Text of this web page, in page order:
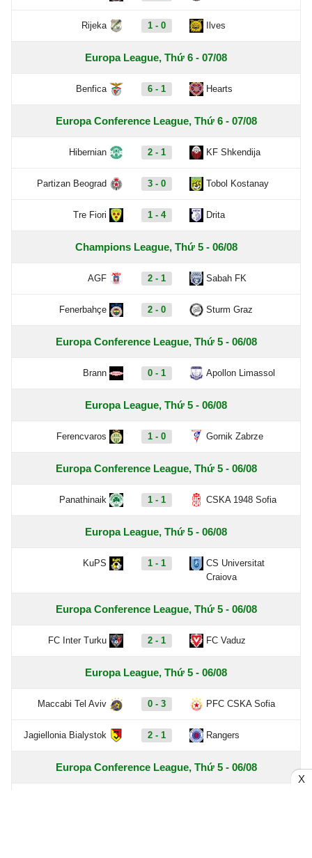
Rijeka 1 - 0 Ilves
Europa League, Thứ 6 - 07/08
Benfica 6 - 1 Hearts
Europa Conference League, Thứ 6 - 07/08
Hibernian 2 - 1 KF Shkendija
Partizan Beograd 3 - 0 Tobol Kostanay
Tre Fiori 1 - 4 Drita
Champions League, Thứ 5 - 06/08
AGF 2 - 1 Sabah FK
Fenerbahçe 2 - 0 Sturm Graz
Europa Conference League, Thứ 5 - 06/08
Brann 0 - 1 Apollon Limassol
Europa League, Thứ 5 - 06/08
Ferencvaros 1 - 0 Gornik Zabrze
Europa Conference League, Thứ 5 - 06/08
Panathinaik 1 - 1 CSKA 1948 Sofia
Europa League, Thứ 5 - 06/08
KuPS 1 - 1
CS Universitat
Craiova
Europa Conference League, Thứ 5 - 06/08
FC Inter Turku 2 - 1 FC Vaduz
Europa League, Thứ 5 - 06/08
Maccabi Tel Aviv 0 - 3 PFC CSKA Sofia
Jagiellonia Bialystok 2 - 1 Rangers
Europa Conference League, Thứ 5 - 06/08
X